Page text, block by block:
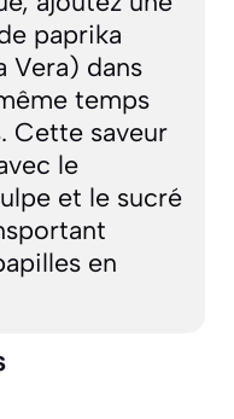
paprika
Vera) dans
temps
Cette saveur
le
et le sucré
en